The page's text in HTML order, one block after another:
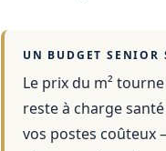
UN BUDGET SENIOR
Le prix du m²
reste à charge
vos postes coûteux